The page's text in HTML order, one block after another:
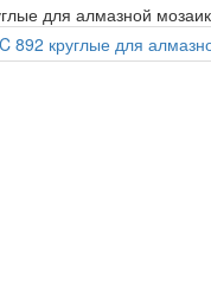
для алмазной